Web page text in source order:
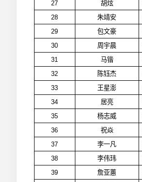
27
胡炫
28
朱靖安
29
包文豪
30
周宇晨
31
马锴
32
陈钰杰
33
王星澎
34
居亮
35
杨志威
36
祝焱
37
李一凡
38
李伟玮
39
詹亚蕙